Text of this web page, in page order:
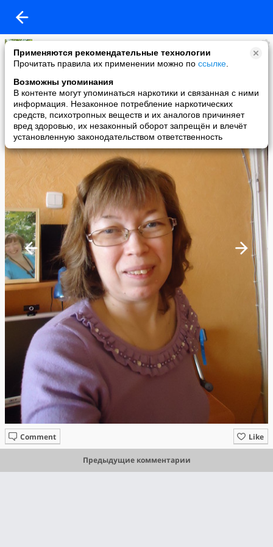
Применяются рекомендательные технологии
Прочитать правила их применении можно по ссылке
Возможны упоминания
В контенте могут упоминаться наркотики и связанная с ними
информация. Незаконное потребление наркотических
средств, психотропных веществ и их аналогов причиняет
вред здоровью, их незаконный оборот запрещён и влечёт
установленную законодательством ответственность
Наталья Белякова
added a photo
29 Jan в 18:33
Like
Comment
Предыдущие комментарии